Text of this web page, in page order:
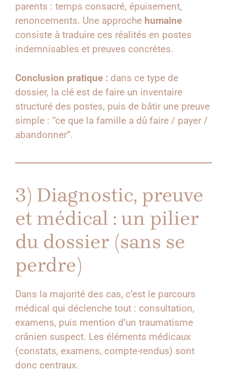
parents : temps consacré, épuisement,
renoncements. Une approche humaine
consiste à traduire ces réalités en postes
indemnisables et preuves concrètes.
Conclusion pratique : dans ce type de
dossier, la clé est de faire un inventaire
structuré des postes, puis de bâtir une preuve
simple : “ce que la famille a dû faire / payer /
abandonner”.
3) Diagnostic, preuve
et médical : un pilier
du dossier (sans se
perdre)
Dans la majorité des cas, c’est le parcours
médical qui déclenche tout : consultation,
examens, puis mention d’un traumatisme
crânien suspect. Les éléments médicaux
(constats, examens, compte-rendus) sont
donc centraux.